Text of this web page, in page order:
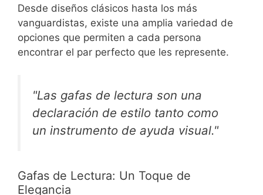
Desde diseños clásicos hasta los más
vanguardistas, existe una amplia variedad de
opciones que permiten a cada persona
encontrar el par perfecto que les represente.
"Las gafas de lectura son una
declaración de estilo tanto como
un instrumento de ayuda visual."
Gafas de Lectura: Un Toque de
Elegancia